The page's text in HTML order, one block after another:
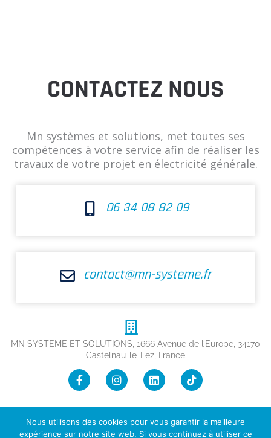
CONTACTEZ NOUS
Mn systèmes et solutions, met toutes ses
compétences à votre service afin de réaliser les
travaux de votre projet en électricité générale.
06 34 08 82 09
contact@mn-systeme.fr
MN SYSTEME ET SOLUTIONS, 1666 Avenue de l’Europe, 34170
Castelnau-le-Lez, France
F
a
c
e
b
o
I
n
s
t
a
g
L
i
n
k
e
d
T
i
k
t
o
k
Nous utilisons des cookies pour vous garantir la meilleure
expérience sur notre site web. Si vous continuez à utiliser ce